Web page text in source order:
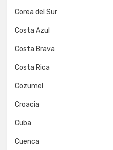
Corea del Sur
Costa Azul
Costa Brava
Costa Rica
Cozumel
Croacia
Cuba
Cuenca